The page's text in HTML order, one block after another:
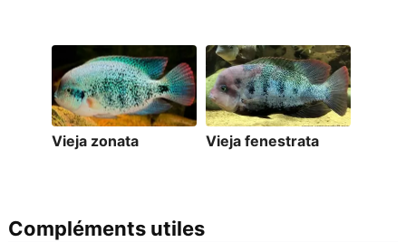
Vieja zonata Vieja fenestrata
Compléments utiles